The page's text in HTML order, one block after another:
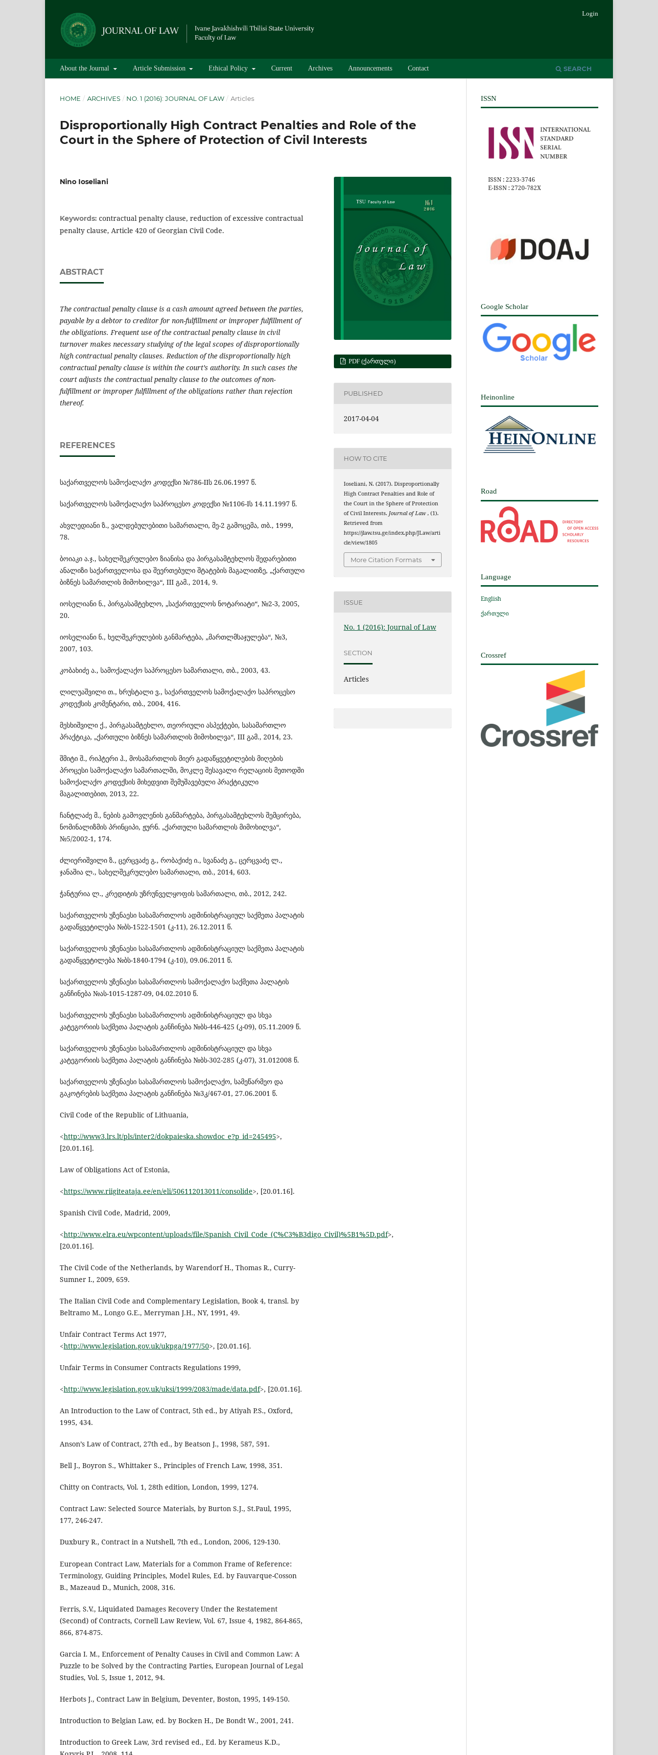
About the Journal Article Submission Ethical Policy Current Archives Announcements Contact SEARCH
Login
HOME / ARCHIVES / NO. 1 (2016): JOURNAL OF LAW / Articles
Disproportionally High Contract Penalties and Role of the
Court in the Sphere of Protection of Civil Interests
Nino Ioseliani
Keywords: contractual penalty clause, reduction of excessive contractual
penalty clause, Article 420 of Georgian Civil Code.
ABSTRACT
The contractual penalty clause is a cash amount agreed between the parties,
payable by a debtor to creditor for non-fulfillment or improper fulfillment of
the obligations. Frequent use of the contractual penalty clause in civil
turnover makes necessary studying of the legal scopes of disproportionally
high contractual penalty clauses. Reduction of the disproportionally high
contractual penalty clause is within the court’s authority. In such cases the
court adjusts the contractual penalty clause to the outcomes of non-
fulfillment or improper fulfillment of the obligations rather than rejection
thereof.
REFERENCES
საქართველოს სამოქალაქო კოდექსი №786-IIს 26.06.1997 წ.
საქართველოს სამოქალაქო საპროცესო კოდექსი №1106-Iს 14.11.1997 წ.
ახვლედიანი ზ., ვალდებულებითი სამართალი, მე-2 გამოცემა, თბ., 1999,
78.
ბოიაკი ა.ჯ., სახელშეკრულებო ზიანისა და პირგასამტეხლოს შედარებითი
ანალიზი საქართველოსა და შეერთებული შტატების მაგალითზე, „ქართული
ბიზნეს სამართლის მიმოხილვა“, III გამ., 2014, 9.
იოსელიანი ნ., პირგასამტეხლო, „საქართველოს ნოტარიატი“, №2-3, 2005,
20.
იოსელიანი ნ., ხელშეკრულების განმარტება, „მართლმსაჯულება“, №3,
2007, 103.
კობახიძე ა., სამოქალაქო საპროცესო სამართალი, თბ., 2003, 43.
ლილუაშვილი თ., ხრუსტალი ვ., საქართველოს სამოქალაქო საპროცესო
კოდექსის კომენტარი, თბ., 2004, 416.
მესხიშვილი ქ., პირგასამტეხლო, თეორიული ასპექტები, სასამართლო
პრაქტიკა, „ქართული ბიზნეს სამართლის მიმოხილვა“, III გამ., 2014, 23.
შმიტი შ., რიჰტერი ჰ., მოსამართლის მიერ გადაწყვეტილების მიღების
პროცესი სამოქალაქო სამართალში, მოკლე შესავალი რელაციის მეთოდში
სამოქალაქო კოდექსის მიხედვით შემუშავებული პრაქტიკული
მაგალითებით, 2013, 22.
ჩანტლაძე მ., ნების გამოვლენის განმარტება, პირგასამტეხლოს შემცირება,
ნომინალიზმის პრინციპი, ჟურნ. „ქართული სამართლის მიმოხილვა“,
№5/2002-1, 174.
ძლიერიშვილი ზ., ცერცვაძე გ., რობაქიძე ი., სვანაძე გ., ცერცვაძე ლ.,
ჯანაშია ლ., სახელშეკრულებო სამართალი, თბ., 2014, 603.
ჭანტურია ლ., კრედიტის უზრუნველყოფის სამართალი, თბ., 2012, 242.
საქართველოს უზენაესი სასამართლოს ადმინისტრაციულ საქმეთა პალატის
გადაწყვეტილება №ბს-1522-1501 (კ-11), 26.12.2011 წ.
საქართველოს უზენაესი სასამართლოს ადმინისტრაციულ საქმეთა პალატის
გადაწყვეტილება №ბს-1840-1794 (კ-10), 09.06.2011 წ.
საქართველოს უზენაესი სასამართლოს სამოქალაქო საქმეთა პალატის
განჩინება №ას-1015-1287-09, 04.02.2010 წ.
საქართველოს უზენაესი სასამართლოს ადმინისტრაციულ და სხვა
კატეგორიის საქმეთა პალატის განჩინება №ბს-446-425 (კ-09), 05.11.2009 წ.
საქართველოს უზენაესი სასამართლოს ადმინისტრაციულ და სხვა
კატეგორიის საქმეთა პალატის განჩინება №ბს-302-285 (კ-07), 31.012008 წ.
საქართველოს უზენაესი სასამართლოს სამოქალაქო, სამეწარმეო და
გაკოტრების საქმეთა პალატის განჩინება №3კ/467-01, 27.06.2001 წ.
Civil Code of the Republic of Lithuania,
<http://www3.lrs.lt/pls/inter2/dokpaieska.showdoc_e?p_id=245495>,
[20.01.16].
Law of Obligations Act of Estonia,
<https://www.riigiteataja.ee/en/eli/506112013011/consolide>, [20.01.16].
Spanish Civil Code, Madrid, 2009,
<http://www.elra.eu/wpcontent/uploads/file/Spanish_Civil_Code_(C%C3%B3digo_Civil)%5B1%5D.pdf>,
[20.01.16].
The Civil Code of the Netherlands, by Warendorf H., Thomas R., Curry-
Sumner I., 2009, 659.
The Italian Civil Code and Complementary Legislation, Book 4, transl. by
Beltramo M., Longo G.E., Merryman J.H., NY, 1991, 49.
Unfair Contract Terms Act 1977,
<http://www.legislation.gov.uk/ukpga/1977/50>, [20.01.16].
Unfair Terms in Consumer Contracts Regulations 1999,
<http://www.legislation.gov.uk/uksi/1999/2083/made/data.pdf>, [20.01.16].
An Introduction to the Law of Contract, 5th ed., by Atiyah P.S., Oxford,
1995, 434.
Anson’s Law of Contract, 27th ed., by Beatson J., 1998, 587, 591.
Bell J., Boyron S., Whittaker S., Principles of French Law, 1998, 351.
Chitty on Contracts, Vol. 1, 28th edition, London, 1999, 1274.
Contract Law: Selected Source Materials, by Burton S.J., St.Paul, 1995,
177, 246-247.
Duxbury R., Contract in a Nutshell, 7th ed., London, 2006, 129-130.
European Contract Law, Materials for a Common Frame of Reference:
Terminology, Guiding Principles, Model Rules, Ed. by Fauvarque-Cosson
B., Mazeaud D., Munich, 2008, 316.
Ferris, S.V., Liquidated Damages Recovery Under the Restatement
(Second) of Contracts, Cornell Law Review, Vol. 67, Issue 4, 1982, 864-865,
866, 874-875.
Garcia I. M., Enforcement of Penalty Causes in Civil and Common Law: A
Puzzle to be Solved by the Contracting Parties, European Journal of Legal
Studies, Vol. 5, Issue 1, 2012, 94.
Herbots J., Contract Law in Belgium, Deventer, Boston, 1995, 149-150.
Introduction to Belgian Law, ed. by Bocken H., De Bondt W., 2001, 241.
Introduction to Greek Law, 3rd revised ed., Ed. by Kerameus K.D.,
PDF (ᲥᲐᲠᲗᲣᲚᲘ)
PUBLISHED
2017-04-04
HOW TO CITE
Ioseliani, N. (2017). Disproportionally
High Contract Penalties and Role of
the Court in the Sphere of Protection
of Civil Interests.Journal of Law, (1).
Retrieved from
https://jlaw.tsu.ge/index.php/JLaw/arti
cle/view/1805
More Citation Formats
ISSUE
No. 1 (2016): Journal of Law
SECTION
Articles
ISSN
ISSN : 2233-3746
E-ISSN : 2720-782X
Google Scholar
Heinonline
Road
Language
English
ქართული
Crossref